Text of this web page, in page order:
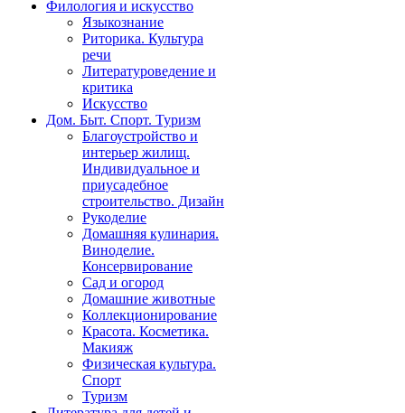
Филология и искусство
Языкознание
Риторика. Культура
речи
Литературоведение и
критика
Искусство
Дом. Быт. Спорт. Туризм
Благоустройство и
интерьер жилищ.
Индивидуальное и
приусадебное
строительство. Дизайн
Рукоделие
Домашняя кулинария.
Виноделие.
Консервирование
Сад и огород
Домашние животные
Коллекционирование
Красота. Косметика.
Макияж
Физическая культура.
Спорт
Туризм